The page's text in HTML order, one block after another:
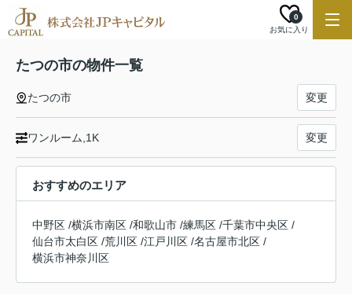
お気に入り
0
たつの市の物件一覧
たつの市 変更
ワンルーム,1K 変更
おすすめのエリア
中野区 /横浜市南区 /和歌山市 /練馬区 /千葉市中央区 /
仙台市太白区 /荒川区 /江戸川区 /名古屋市北区 /
横浜市神奈川区